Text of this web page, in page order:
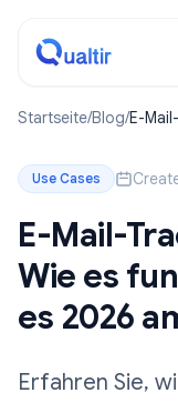
Startseite/Blog/E-
Use Cases
E-Mail-
Wie es
es 2026
Erfahren Sie,